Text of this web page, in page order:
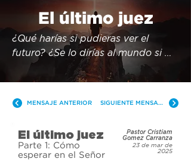
El último juez
¿Qué harías si pudieras ver el
futuro? ¿Se lo dirías al mundo si
supieras que se avecina un
desastre? ¿Cambiarías tu vida por
fue único. Un hombre llamado
marcando una transición clave
entre el juicio de Israel y el de su
MENSAJE ANTERIOR SIGUIENTE MENSAJE
El último juez
Parte 1: Cómo
esperar en el Señor
Pastor Cristiam
Gomez Carranza
23 de mar de
2025